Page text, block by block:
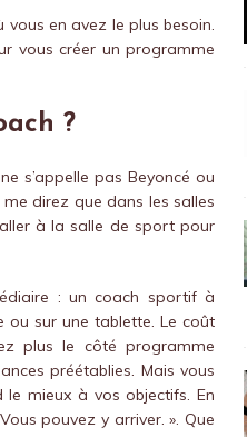
en avez le plus besoin.
vous créer un programme
?
s’appelle pas Beyoncé ou
direz que dans les salles
à la salle de sport pour
: un coach sportif à
ou sur une tablette. Le coût
plus le côté programme
préétablies. Mais vous
mieux à vos objectifs. En
pouvez y arriver. ». Que